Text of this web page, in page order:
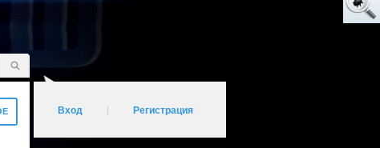
Вход Регистрация